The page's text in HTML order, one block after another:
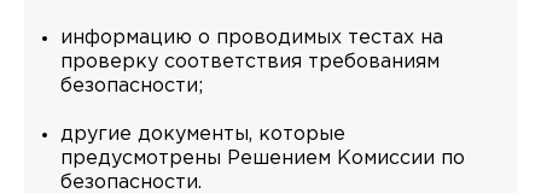
информацию о проводимых тестах на
проверку соответствия требованиям
безопасности;
другие документы, которые
предусмотрены Решением Комиссии по
безопасности.